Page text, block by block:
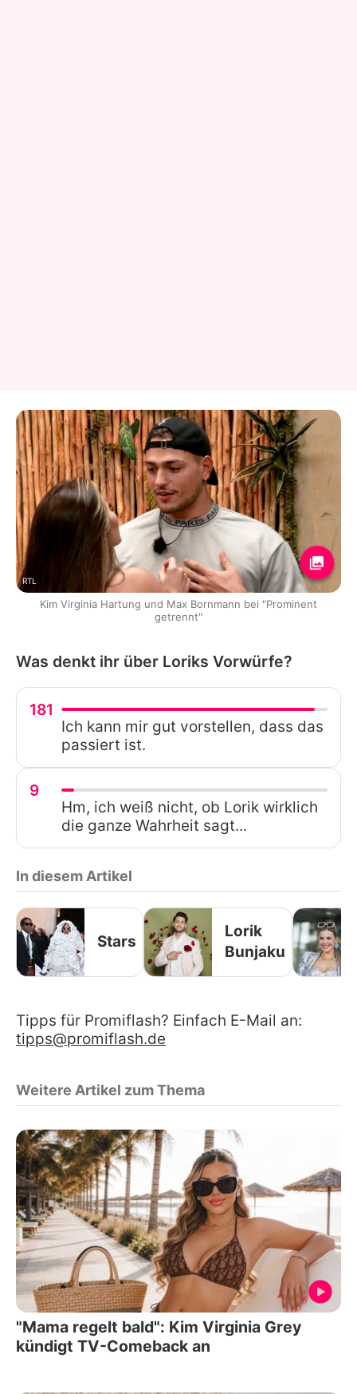
RTL
Kim Virginia Hartung und Max Bornmann bei "Prominent
getrennt"
Was denkt ihr über Loriks Vorwürfe?
181
Ich kann mir gut vorstellen, dass das
passiert ist.
9
Hm, ich weiß nicht, ob Lorik wirklich
die ganze Wahrheit sagt...
In diesem Artikel
Stars
Lorik
Bunjaku
Tipps für Promiflash? Einfach E-Mail an:
tipps@promiflash.de
Weitere Artikel zum Thema
"Mama regelt bald": Kim Virginia Grey
kündigt TV-Comeback an